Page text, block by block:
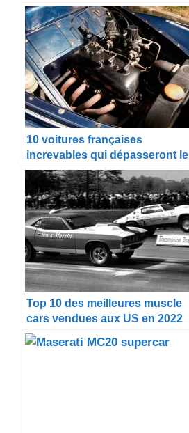
10 voitures françaises
increvables qui dépasseront le
million de kilomètres
Top 10 des meilleures muscle
cars vendues aux US en 2022